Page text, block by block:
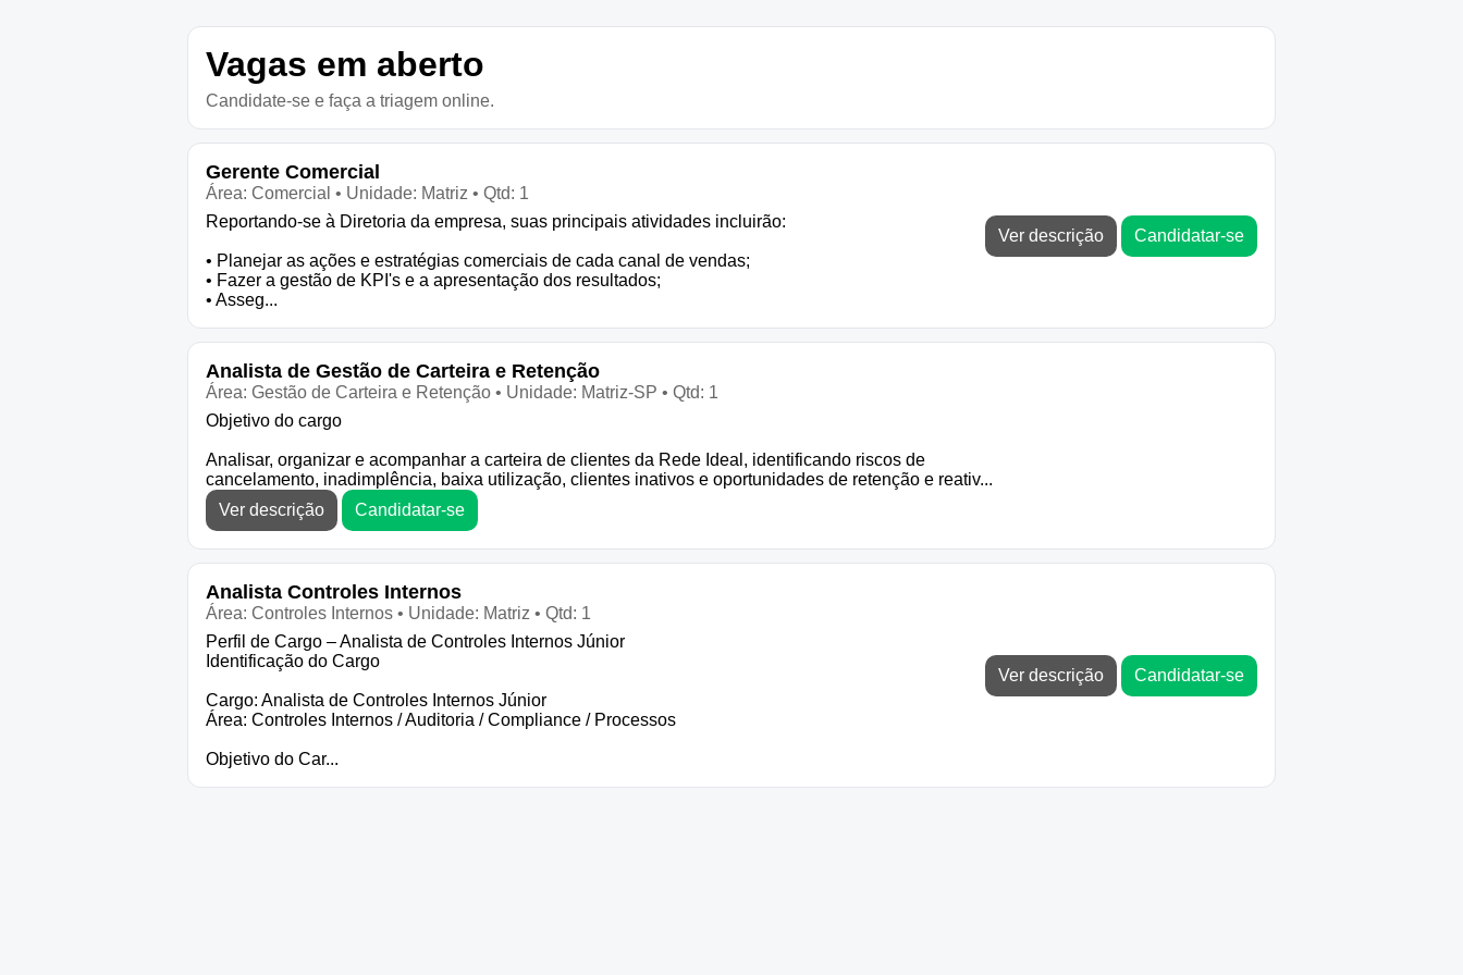
Vagas em aberto
Candidate-se e faça a triagem online.
Gerente Comercial
Área: Comercial • Unidade: Matriz • Qtd: 1
Reportando-se à Diretoria da empresa, suas principais atividades incluirão:
• Planejar as ações e estratégias comerciais de cada canal de vendas;
• Fazer a gestão de KPI's e a apresentação dos resultados;
• Asseg...
Ver descrição Candidatar-se
Analista de Gestão de Carteira e Retenção
Área: Gestão de Carteira e Retenção • Unidade: Matriz-SP • Qtd: 1
Objetivo do cargo
Analisar, organizar e acompanhar a carteira de clientes da Rede Ideal, identificando riscos de
cancelamento, inadimplência, baixa utilização, clientes inativos e oportunidades de retenção e reativ...
Ver descrição
Candidatar-se
Analista Controles Internos
Área: Controles Internos • Unidade: Matriz • Qtd: 1
Perfil de Cargo – Analista de Controles Internos Júnior
Identificação do Cargo
Cargo: Analista de Controles Internos Júnior
Área: Controles Internos / Auditoria / Compliance / Processos
Objetivo do Car...
Ver descrição Candidatar-se